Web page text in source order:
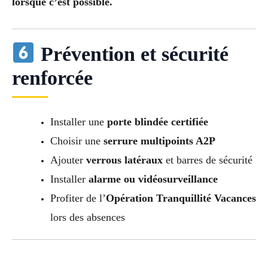
Prévention et sécurité
renforcée
Installer une porte blindée certifiée
Choisir une serrure multipoints A2P
Ajouter verrous latérauxet barres de sécurité
Installer alarme ou vidéosurveillance
Profiter de l’Opération Tranquillité Vacances
lors des absences